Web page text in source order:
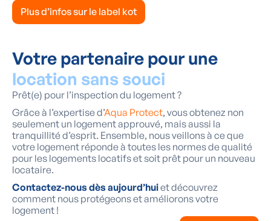
Plus d’infos sur le label kot
Votre partenaire pour une
location sans souci
Prêt(e) pour l’inspection du logement ?
Grâce à l’expertise d’Aqua Protect, vous obtenez non
seulement un logement approuvé, mais aussi la
tranquillité d’esprit. Ensemble, nous veillons à ce que
votre logement réponde à toutes les normes de qualité
pour les logements locatifs et soit prêt pour un nouveau
locataire.
Contactez-nous dès aujourd’huiet découvrez
comment nous protégeons et améliorons votre
logement !